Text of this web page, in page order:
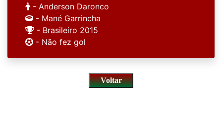
- Anderson Daronco
- Mané Garrincha
- Brasileiro 2015
- Não fez gol